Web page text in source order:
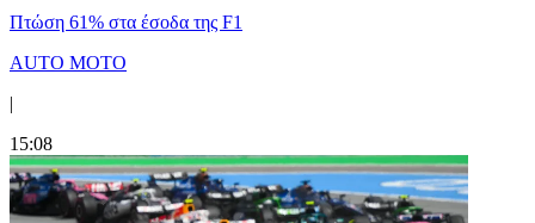
Πτώση 61% στα έσοδα της F1
AUTO MOTO
|
15:08